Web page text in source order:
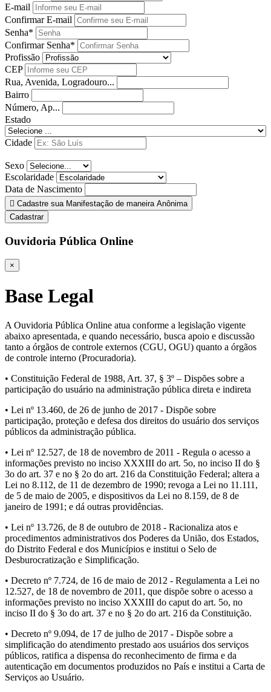
E-mail
Confirmar E-mail
Senha*
Confirmar Senha*
Profissão
CEP
Rua, Avenida, Logradouro...
Bairro
Número, Ap...
Estado
Cidade
Sexo
Escolaridade
Data de Nascimento
Cadastre sua Manifestação de maneira Anônima
Cadastrar
Ouvidoria Pública Online
×
Base Legal
A Ouvidoria Pública Online atua conforme a legislação vigente
abaixo apresentada, e quando necessário, busca apoio e discussão
tanto a órgãos de controle externos (CGU, OGU) quanto a órgãos
de controle interno (Procuradoria).
• Constituição Federal de 1988, Art. 37, § 3º – Dispões sobre a
participação do usuário na administração pública direta e indireta
• Lei nº 13.460, de 26 de junho de 2017 - Dispõe sobre
participação, proteção e defesa dos direitos do usuário dos serviços
públicos da administração pública.
• Lei nº 12.527, de 18 de novembro de 2011 - Regula o acesso a
informações previsto no inciso XXXIII do art. 5o, no inciso II do §
3o do art. 37 e no § 2o do art. 216 da Constituição Federal; altera a
Lei no 8.112, de 11 de dezembro de 1990; revoga a Lei no 11.111,
de 5 de maio de 2005, e dispositivos da Lei no 8.159, de 8 de
janeiro de 1991; e dá outras providências.
• Lei nº 13.726, de 8 de outubro de 2018 - Racionaliza atos e
procedimentos administrativos dos Poderes da União, dos Estados,
do Distrito Federal e dos Municípios e institui o Selo de
Desburocratização e Simplificação.
• Decreto nº 7.724, de 16 de maio de 2012 - Regulamenta a Lei no
12.527, de 18 de novembro de 2011, que dispõe sobre o acesso a
informações previsto no inciso XXXIII do caput do art. 5o, no
inciso II do § 3o do art. 37 e no § 2o do art. 216 da Constituição.
• Decreto nº 9.094, de 17 de julho de 2017 - Dispõe sobre a
simplificação do atendimento prestado aos usuários dos serviços
públicos, ratifica a dispensa do reconhecimento de firma e da
autenticação em documentos produzidos no País e institui a Carta de
Serviços ao Usuário.